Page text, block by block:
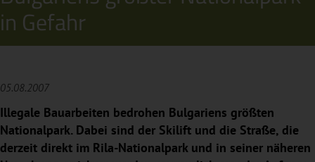
in Gefahr
05.08.2007
Illegale Bauarbeiten bedrohen Bulgariens größten
Nationalpark. Dabei sind der Skilift und die Straße, die
derzeit direkt im Rila-Nationalpark und in seiner näheren